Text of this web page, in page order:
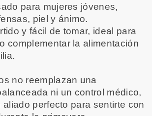
para mujeres jóvenes,
piel y ánimo.
y fácil de tomar, ideal para
complementar la alimentación
no reemplazan una
ni un control médico,
perfecto para sentirte con